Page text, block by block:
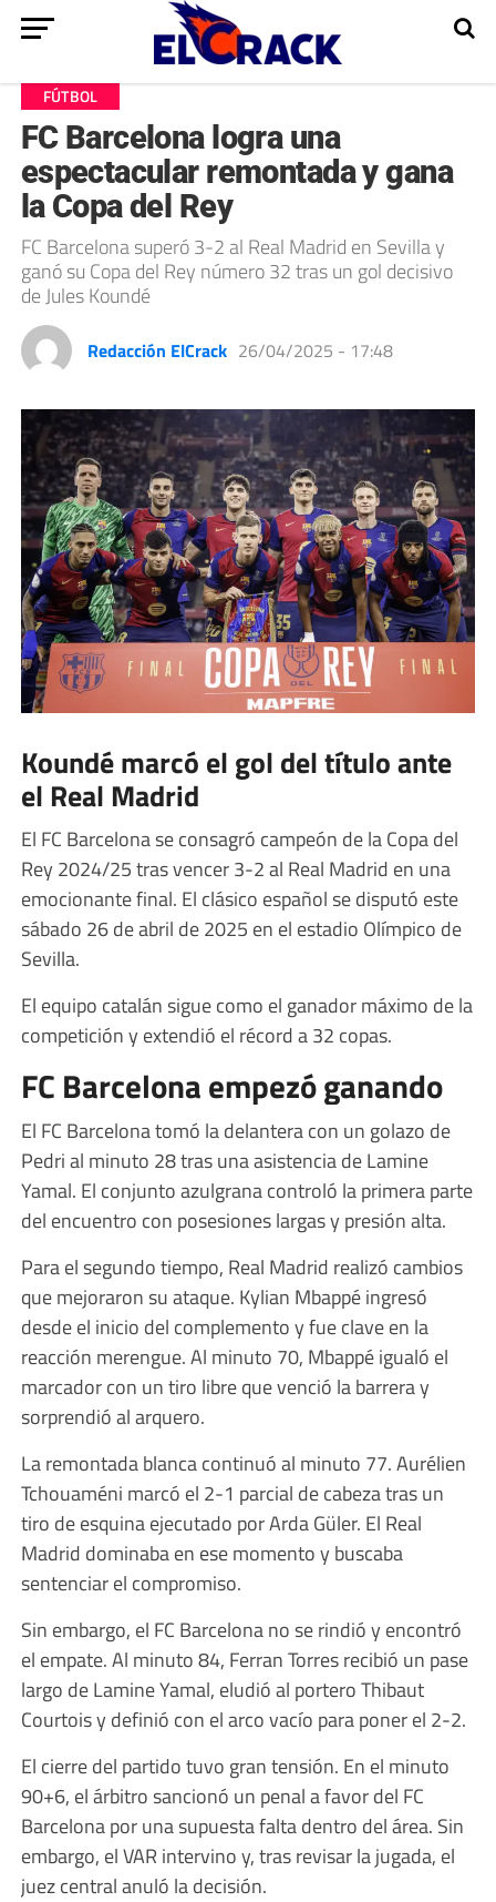
FÚTBOL
FC Barcelona logra una
espectacular remontada y gana
la Copa del Rey
FC Barcelona superó 3-2 al Real Madrid en Sevilla y
ganó su Copa del Rey número 32 tras un gol decisivo
de Jules Koundé
Redacción ElCrack 26/04/2025 - 17:48
Koundé marcó el gol del título ante
el Real Madrid
El FC Barcelona se consagró campeón de la Copa del
Rey 2024/25 tras vencer 3-2 al Real Madrid en una
emocionante final. El clásico español se disputó este
sábado 26 de abril de 2025 en el estadio Olímpico de
Sevilla.
El equipo catalán sigue como el ganador máximo de la
competición y extendió el récord a 32 copas.
FC Barcelona empezó ganando
El FC Barcelona tomó la delantera con un golazo de
Pedri al minuto 28 tras una asistencia de Lamine
Yamal. El conjunto azulgrana controló la primera parte
del encuentro con posesiones largas y presión alta.
Para el segundo tiempo, Real Madrid realizó cambios
que mejoraron su ataque. Kylian Mbappé ingresó
desde el inicio del complemento y fue clave en la
reacción merengue. Al minuto 70, Mbappé igualó el
marcador con un tiro libre que venció la barrera y
sorprendió al arquero.
La remontada blanca continuó al minuto 77. Aurélien
Tchouaméni marcó el 2-1 parcial de cabeza tras un
tiro de esquina ejecutado por Arda Güler. El Real
Madrid dominaba en ese momento y buscaba
sentenciar el compromiso.
Sin embargo, el FC Barcelona no se rindió y encontró
el empate. Al minuto 84, Ferran Torres recibió un pase
largo de Lamine Yamal, eludió al portero Thibaut
Courtois y definió con el arco vacío para poner el 2-2.
El cierre del partido tuvo gran tensión. En el minuto
90+6, el árbitro sancionó un penal a favor del FC
Barcelona por una supuesta falta dentro del área. Sin
embargo, el VAR intervino y, tras revisar la jugada, el
juez central anuló la decisión.